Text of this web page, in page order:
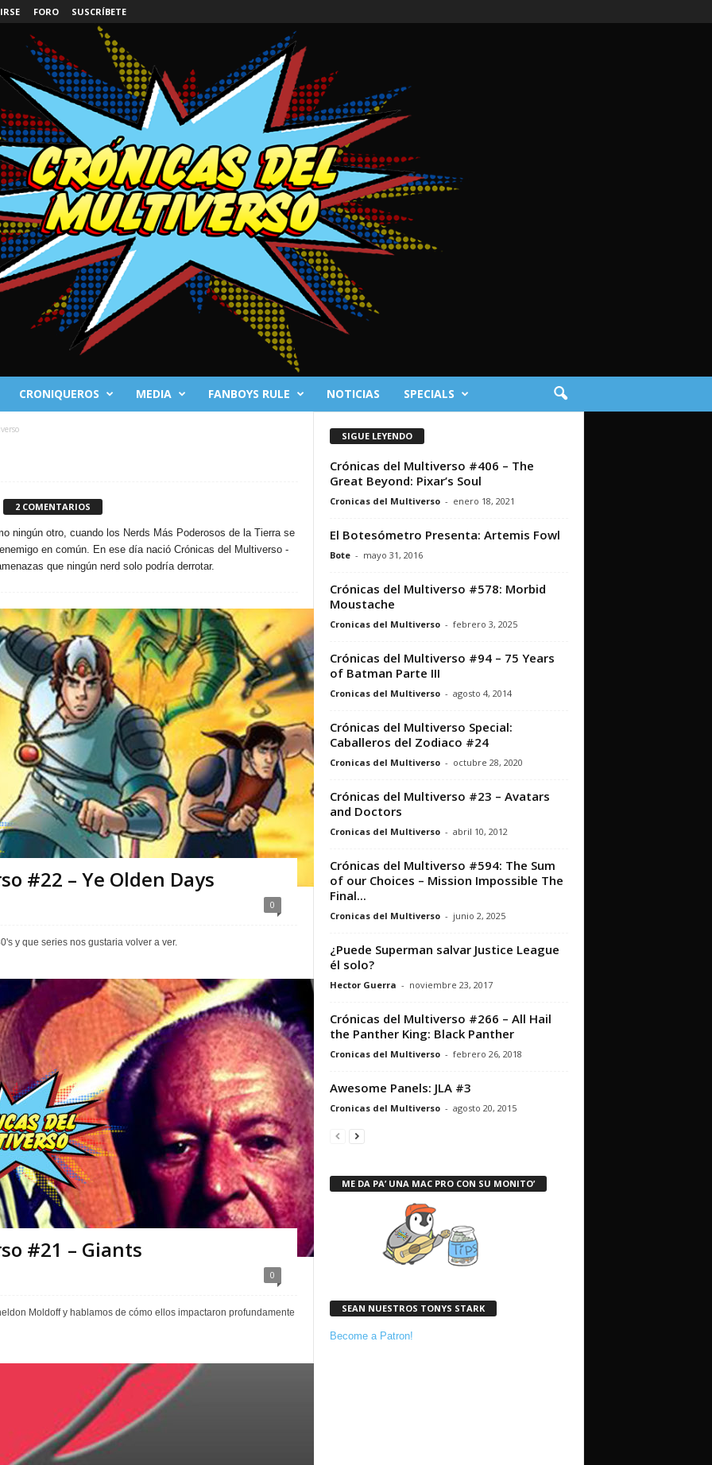
FORO SUSCRÍBETE
CRONIQUEROS MEDIA FANBOYS RULE NOTICIAS SPECIALS
2 COMENTARIOS
ningún otro, cuando los Nerds Más Poderosos de la Tierra se
en común. En ese día nació Crónicas del Multiverso -
que ningún nerd solo podría derrotar.
#22 – Ye Olden Days
0
y que series nos gustaria volver a ver.
#21 – Giants
0
Moldoff y hablamos de cómo ellos impactaron profundamente
SIGUE LEYENDO
Crónicas del Multiverso #406 – The
Great Beyond: Pixar’s Soul
Cronicas del Multiverso - enero 18, 2021
El Botesómetro Presenta: Artemis Fowl
Bote - mayo 31, 2016
Crónicas del Multiverso #578: Morbid
Moustache
Cronicas del Multiverso - febrero 3, 2025
Crónicas del Multiverso #94 – 75 Years
of Batman Parte III
Cronicas del Multiverso - agosto 4, 2014
Crónicas del Multiverso Special:
Caballeros del Zodiaco #24
Cronicas del Multiverso - octubre 28, 2020
Crónicas del Multiverso #23 – Avatars
and Doctors
Cronicas del Multiverso - abril 10, 2012
Crónicas del Multiverso #594: The Sum
of our Choices – Mission Impossible The
Final...
Cronicas del Multiverso - junio 2, 2025
¿Puede Superman salvar Justice League
él solo?
Hector Guerra - noviembre 23, 2017
Crónicas del Multiverso #266 – All Hail
the Panther King: Black Panther
Cronicas del Multiverso - febrero 26, 2018
Awesome Panels: JLA #3
Cronicas del Multiverso - agosto 20, 2015
ME DA PA’ UNA MAC PRO CON SU MONITO’
SEAN NUESTROS TONYS STARK
Become a Patron!